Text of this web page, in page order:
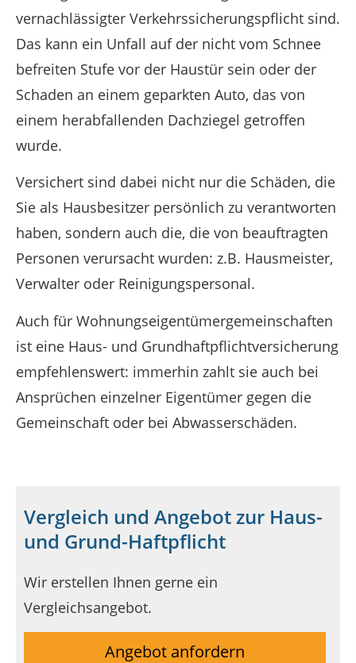
vernachlässigter Verkehrssicherungspflicht sind.
Das kann ein Unfall auf der nicht vom Schnee
befreiten Stufe vor der Haustür sein oder der
Schaden an einem geparkten Auto, das von
einem herabfallenden Dachziegel getroffen
wurde.
Versichert sind dabei nicht nur die Schäden, die
Sie als Hausbesitzer persönlich zu verantworten
haben, sondern auch die, die von beauftragten
Personen verursacht wurden: z.B. Hausmeister,
Verwalter oder Reinigungspersonal.
Auch für Wohnungseigentümergemeinschaften
ist eine Haus- und Grundhaftpflichtversicherung
empfehlenswert: immerhin zahlt sie auch bei
Ansprüchen einzelner Eigentümer gegen die
Gemeinschaft oder bei Abwasserschäden.
Vergleich und Angebot zur Haus-
und Grund-Haftpflicht
Wir erstellen Ihnen gerne ein
Vergleichsangebot.
Angebot anfordern